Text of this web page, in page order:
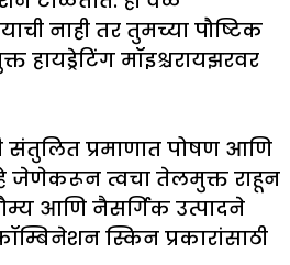
नाही तर तुमच्या पौष्टिक
हायड्रेटिंग मॉइश्चरायझरवर
संतुलित प्रमाणात पोषण आणि
जेणेकरून त्वचा तेलमुक्त राहून
आणि नैसर्गिक उत्पादने
स्किन प्रकारांसाठी